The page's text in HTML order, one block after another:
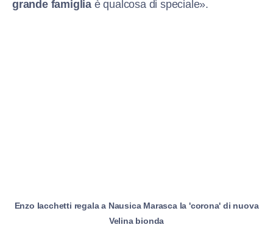
grande famiglia è qualcosa di speciale».
Enzo Iacchetti regala a Nausica Marasca la 'corona' di nuova
Velina bionda